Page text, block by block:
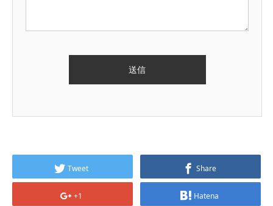
Tweet Share
+1 Hatena